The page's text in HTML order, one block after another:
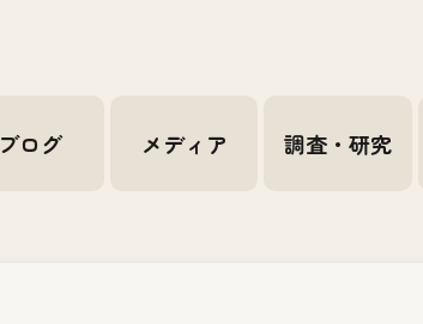
ブログ メディア 調査・研究